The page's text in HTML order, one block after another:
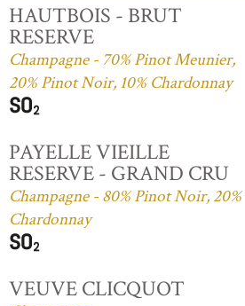
HAUTBOIS - BRUT
RESERVE
Champagne - 70% Pinot Meunier,
20% Pinot Noir, 10% Chardonnay
PAYELLE VIEILLE
RESERVE - GRAND CRU
Champagne - 80% Pinot Noir, 20%
Chardonnay
VEUVE CLICQUOT